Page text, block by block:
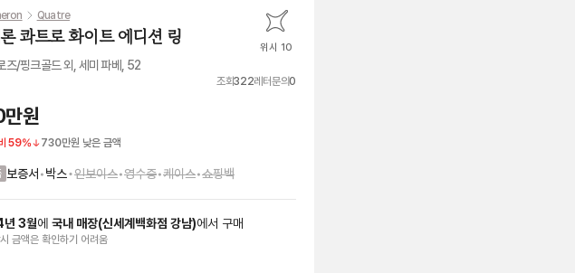
Quatre
콰트로 화이트 에디션 링 위시 10
즈/핑크골드 외, 세미 파베, 52
조회322레터문의0
원
59% 730만원 낮은 금액
보증서 •박스•인보이스•영수증•케이스•쇼핑백
년 3월에 국내 매장(신세계백화점 강남)에서 구매
금액은 확인하기 어려움